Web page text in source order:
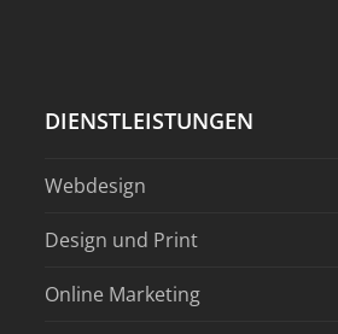
DIENSTLEISTUNGEN
Webdesign
Design und Print
Online Marketing